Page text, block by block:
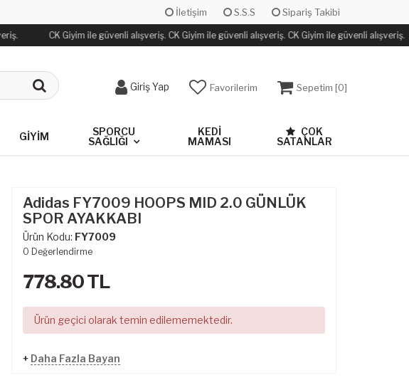
İletişim S.S.S Sipariş Takibi
CK Giyim ile güvenli alışveriş. CK Giyim ile güvenli alışveriş. CK Giyim ile güvenli alışveriş.
Giriş Yap Favorilerim Sepetim [0]
GİYİM
SPORCU
SAĞLIĞI
KEDİ
MAMASI
ÇOK
SATANLAR
Adidas FY7009 HOOPS MID 2.0 GÜNLÜK
SPOR AYAKKABI
Ürün Kodu: FY7009
0 Değerlendirme
778.80TL
Ürün geçici olarak temin edilememektedir.
+ Daha Fazla Bayan